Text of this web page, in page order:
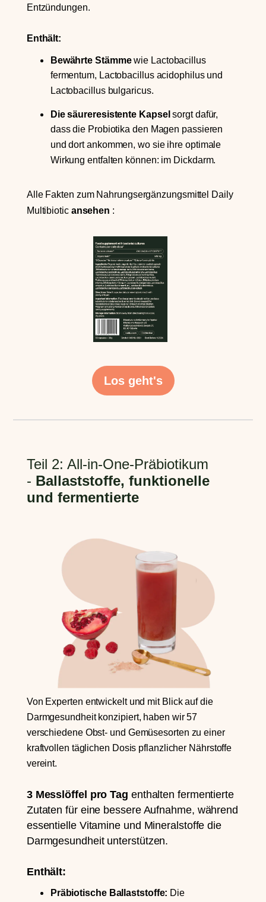
Entzündungen.
Enthält:
Bewährte Stämmewie Lactobacillus
fermentum, Lactobacillus acidophilus und
Lactobacillus bulgaricus.
Die säureresistente Kapsel sorgt dafür,
dass die Probiotika den Magen passieren
und dort ankommen, wo sie ihre optimale
Wirkung entfalten können: im Dickdarm.
Alle Fakten zum Nahrungsergänzungsmittel Daily
Multibiotic ansehen :
Los geht's
Teil 2: All-in-One-Präbiotikum
- Ballaststoffe, funktionelle
und fermentierte
Von Experten entwickelt und mit Blick auf die
Darmgesundheit konzipiert, haben wir 57
verschiedene Obst- und Gemüsesorten zu einer
kraftvollen täglichen Dosis pflanzlicher Nährstoffe
vereint.
3 Messlöffel pro Tag enthalten fermentierte
Zutaten für eine bessere Aufnahme, während
essentielle Vitamine und Mineralstoffe die
Darmgesundheit unterstützen.
Enthält:
Präbiotische Ballaststoffe: Die